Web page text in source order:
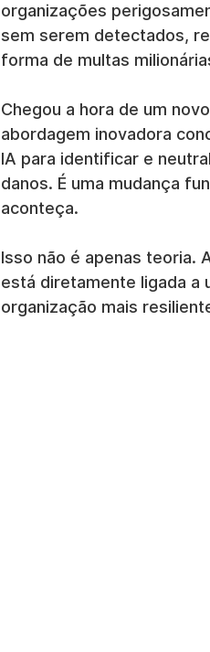
organizações
sem serem detectados,
forma de multas
Chegou a hora de um
abordagem inovadora
IA para identificar e
danos. É uma mudança
aconteça.
Isso não é apenas teoria.
está diretamente ligada a
organização mais